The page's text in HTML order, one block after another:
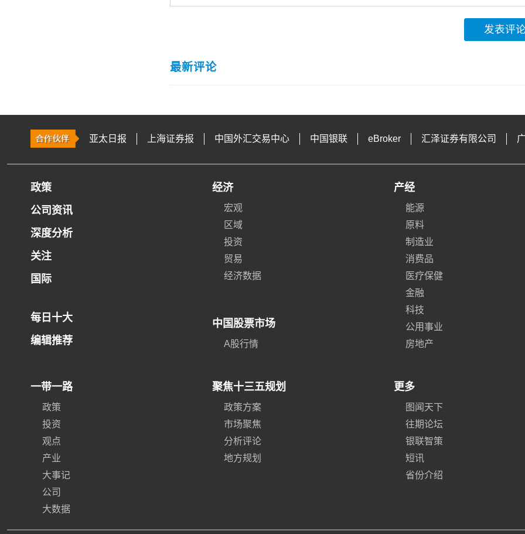
发表评论
最新评论
亚太日报 上海证券报 中国外汇交易中心 中国银联 eBroker 汇泽证券有限公司
政策
公司资讯
深度分析
关注
国际
每日十大
编辑推荐
经济
宏观
区域
投资
贸易
经济数据
中国股票市场
A股行情
产经
能源
原料
制造业
消费品
医疗保健
金融
科技
公用事业
房地产
一带一路
政策
投资
观点
产业
大事记
公司
大数据
聚焦十三五规划
政策方案
市场聚焦
分析评论
地方规划
更多
图闻天下
往期论坛
银联智策
短讯
省份介绍